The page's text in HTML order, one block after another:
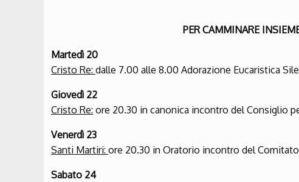
PER CAMMINARE
Martedì 20
Cristo Re: dalle 7.00 alle 8.00 Adorazione Eucaristica
Giovedì 22
Cristo Re: ore 20.30 in canonica incontro del Consiglio
Venerdì 23
Santi Martiri: ore 20.30 in Oratorio incontro del
Sabato 24